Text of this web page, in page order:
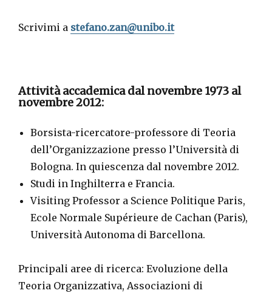
Scrivimi a stefano.zan@unibo.it
Attività accademica dal novembre 1973 al
novembre 2012:
Borsista-ricercatore-professore di Teoria
dell’Organizzazione presso l’Università di
Bologna. In quiescenza dal novembre 2012.
Studi in Inghilterra e Francia.
Visiting Professor a Science Politique Paris,
Ecole Normale Supérieure de Cachan (Paris),
Università Autonoma di Barcellona.
Principali aree di ricerca: Evoluzione della
Teoria Organizzativa, Associazioni di